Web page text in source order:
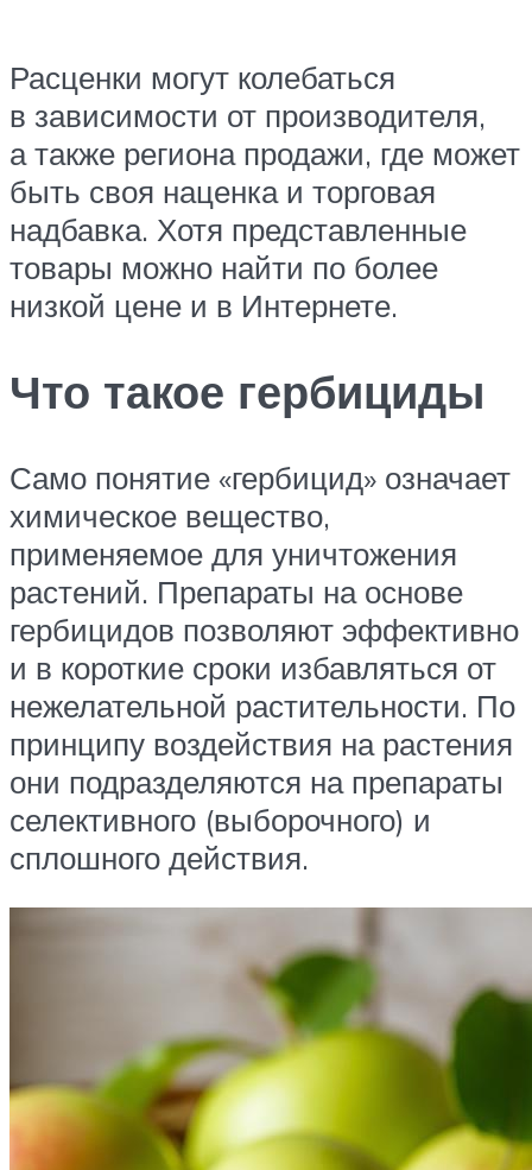
Расценки могут колебаться
в зависимости от производителя,
а также региона продажи, где может
быть своя наценка и торговая
надбавка. Хотя представленные
товары можно найти по более
низкой цене и в Интернете.
Что такое гербициды
Само понятие «гербицид» означает
химическое вещество,
применяемое для уничтожения
растений. Препараты на основе
гербицидов позволяют эффективно
и в короткие сроки избавляться от
нежелательной растительности. По
принципу воздействия на растения
они подразделяются на препараты
селективного (выборочного) и
сплошного действия.